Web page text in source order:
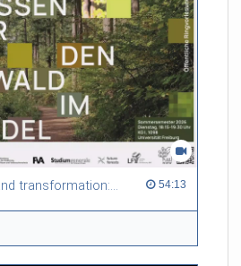
Between tradition and transformation: how owners, advisers and institutions co-create knowledge for resilient forests in Europe 54:13